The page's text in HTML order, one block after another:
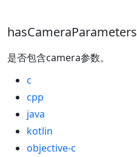
hasCameraParameters
是否包含camera参数。
c
cpp
java
kotlin
objective-c